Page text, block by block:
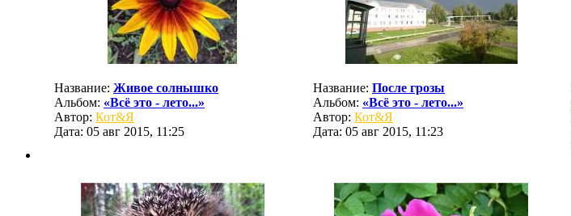
Название: Живое солнышко
Альбом: «Всё это - лето...»
Автор: Кот&Я
Дата: 05 авг 2015, 11:25
Название: После грозы
Альбом: «Всё это - лето...»
Автор: Кот&Я
Дата: 05 авг 2015, 11:23